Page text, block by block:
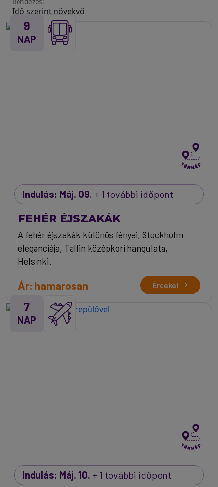
Rendezés:
9
NAP
Indulás: Máj. 09. + 1 további időpont
FEHÉR ÉJSZAKÁK
A fehér éjszakák különös fényei, Stockholm
eleganciája, Tallin középkori hangulata,
Helsinki.
Ár: hamarosan Érdekel
7
NAP
Indulás: Máj. 10. + 1 további időpont